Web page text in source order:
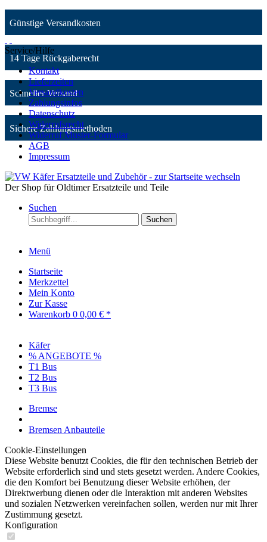
Günstige Versandkosten
14 Tage Rückgaberecht
Schneller Versand
Sichere Zahlungsmethoden
Service/Hilfe
Kontakt
Lieferzeiten
Versandkosten
Zahlungsinfos
Datenschutz
Widerrufsrecht
Widerruf Muster-Formular
AGB
Impressum
Der Shop für Oldtimer Ersatzteile und Teile
Suchen
Suchen
Menü
Startseite
Merkzettel
Mein Konto
Zur Kasse
Warenkorb 0 0,00 € *
Käfer
% ANGEBOTE %
T1 Bus
T2 Bus
T3 Bus
Bremse
Bremsen Anbauteile
Cookie-Einstellungen
Diese Website benutzt Cookies, die für den technischen Betrieb der
Website erforderlich sind und stets gesetzt werden. Andere Cookies,
die den Komfort bei Benutzung dieser Website erhöhen, der
Direktwerbung dienen oder die Interaktion mit anderen Websites
und sozialen Netzwerken vereinfachen sollen, werden nur mit Ihrer
Zustimmung gesetzt.
Konfiguration